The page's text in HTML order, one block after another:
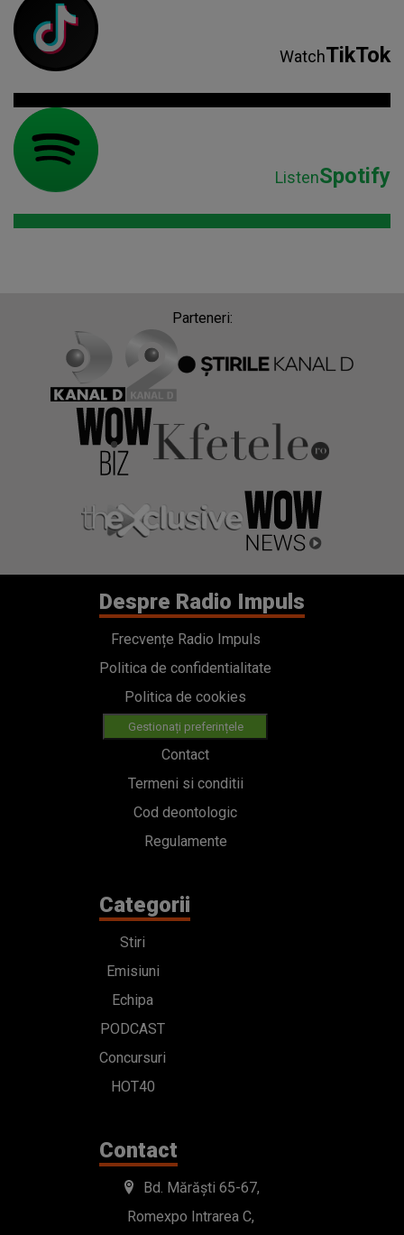
WatchTikTok
ListenSpotify
Parteneri:
Despre Radio Impuls
Frecvențe Radio Impuls
Politica de confidentialitate
Politica de cookies
Gestionați preferințele
Contact
Termeni si conditii
Cod deontologic
Regulamente
Categorii
Stiri
Emisiuni
Echipa
PODCAST
Concursuri
HOT40
Contact
Bd. Mărăști 65-67,
Romexpo Intrarea C,